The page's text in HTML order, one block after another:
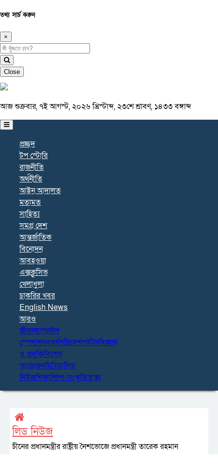
তথ্য সার্চ করুন
×
Close
আজ শুক্রবার, ৭ই আগস্ট, ২০২৬ খ্রিস্টাব্দ, ২৩শে শ্রাবণ, ১৪৩৩ বঙ্গাব্দ
প্রচ্ছদ
টপ স্টোরি
রাজনীতি
অর্থনীতি
আইন আদালত
মতামত
সাহিত্য
সমগ্র দেশ
আন্তর্জাতিক
বিনোদন
আবহওয়া
এক্সক্লুসিভ
খেলাধুলা
চাকরির খবর
English News
আরও
জীবনযাপনঈদ
স্পেশালনববর্ষপরিবেশপর্যটনবিজ্ঞান
ও প্রযুক্তিবিশেষ
আয়োজনমিডিয়ালিড
নিউজশিক্ষাশিল্প-সংস্কৃতিস্বাস্থ্য
লিড নিউজ
চীনের প্রধানমন্ত্রীর রাষ্ট্রীয় নৈশভোজে প্রধানমন্ত্রী তারেক রহমান